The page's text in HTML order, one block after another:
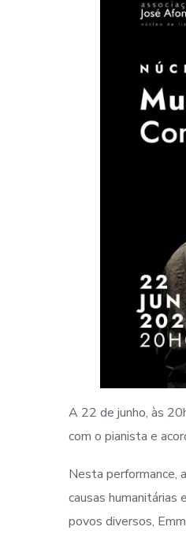
A 22 de junho, às
com o pianista e
Nesta performance,
causas humanitárias
povos diversos,